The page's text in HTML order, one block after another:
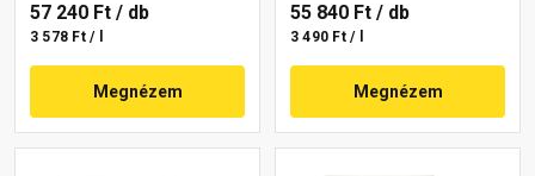
57 240 Ft / db
3 578 Ft / l
Megnézem
55 840 Ft / db
3 490 Ft / l
Megnézem